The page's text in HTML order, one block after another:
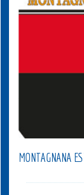
MONTAGNANA